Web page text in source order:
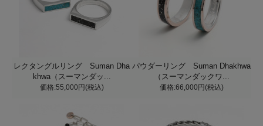
レクタングルリング Suman Dha
khwa（スーマンダッ...
価格:55,000円(税込)
パウダーリング Suman Dhakhwa
（スーマンダックワ...
価格:66,000円(税込)